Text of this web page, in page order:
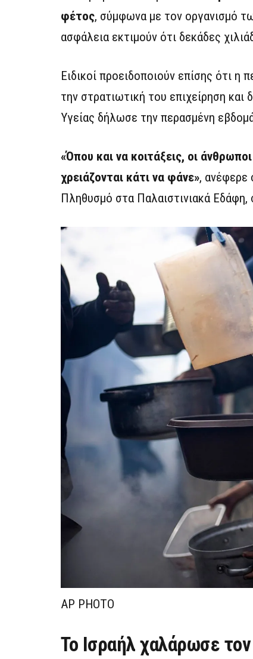
φέτος, σύμφωνα με τον οργανισμό
ασφάλεια εκτιμούν ότι δεκάδες
Ειδικοί προειδοποιούν επίσης ότι η
την στρατιωτική του επιχείρηση
Υγείας δήλωσε την περασμένη
«Όπου και να κοιτάξεις, οι
χρειάζονται κάτι να φάνε», ανέφερε
Πληθυσμό στα Παλαιστινιακά
AP PHOTO
Το Ισραήλ χαλάρωσε